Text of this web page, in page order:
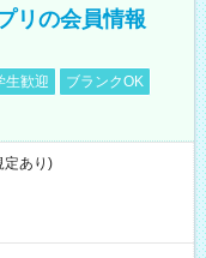
リの会員情報
生歓迎
ブランクOK
あり)